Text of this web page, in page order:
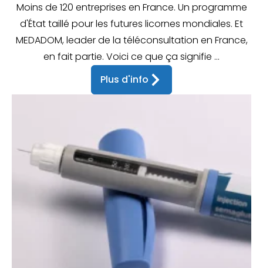
Moins de 120 entreprises en France. Un programme
d'État taillé pour les futures licornes mondiales. Et
MEDADOM, leader de la téléconsultation en France,
en fait partie. Voici ce que ça signifie ...
Plus d'info